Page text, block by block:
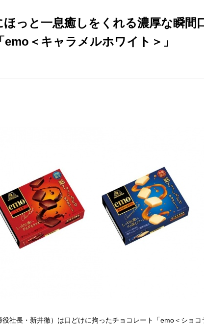
ほっと一息癒しをくれる濃厚な瞬間
emo＜キャラメルホワイト＞」
社長・新井徹）は口どけに拘ったチョコレート「emo＜ショ